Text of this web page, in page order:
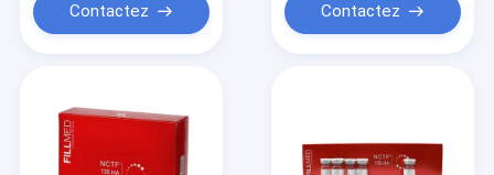
Contactez Contactez